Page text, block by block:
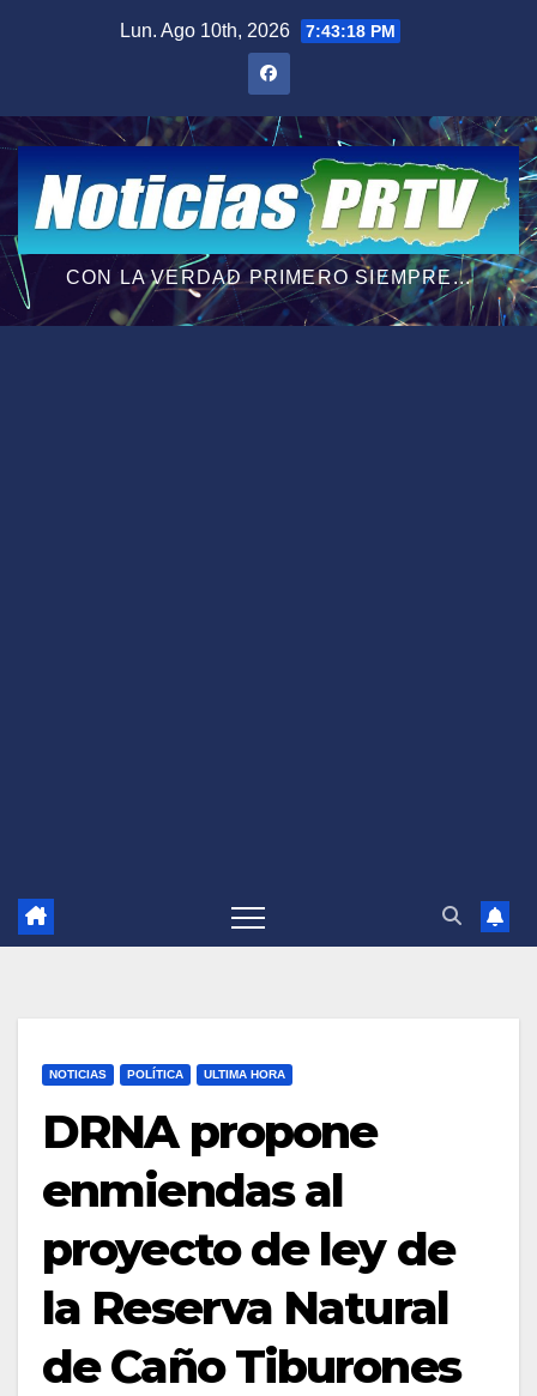
Lun. Ago 10th, 2026 7:43:20 PM
CON LA VERDAD PRIMERO SIEMPRE...
NOTICIAS POLÍTICA ULTIMA HORA
DRNA propone
enmiendas al
proyecto de ley de
la Reserva Natural
de Caño Tiburones